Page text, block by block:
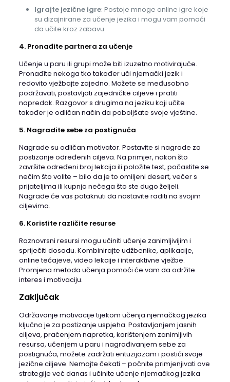
Igrajte jezične igre: Postoje mnoge online igre koje
su dizajnirane za učenje jezika i mogu vam pomoći
da učite kroz zabavu.
4. Pronađite partnera za učenje
Učenje u paru ili grupi može biti izuzetno motivirajuće.
Pronađite nekoga tko također uči njemački jezik i
redovito vježbajte zajedno. Možete se međusobno
podržavati, postavljati zajedničke ciljeve i pratiti
napredak. Razgovor s drugima na jeziku koji učite
također je odličan način da poboljšate svoje vještine.
5. Nagradite sebe za postignuća
Nagrade su odličan motivator. Postavite si nagrade za
postizanje određenih ciljeva. Na primjer, nakon što
završite određeni broj lekcija ili položite test, počastite se
nečim što volite – bilo da je to omiljeni desert, večer s
prijateljima ili kupnja nečega što ste dugo željeli.
Nagrade će vas potaknuti da nastavite raditi na svojim
ciljevima.
6. Koristite različite resurse
Raznovrsni resursi mogu učiniti učenje zanimljivijim i
spriječiti dosadu. Kombinirajte udžbenike, aplikacije,
online tečajeve, video lekcije i interaktivne vježbe.
Promjena metoda učenja pomoći će vam da održite
interes i motivaciju.
Zaključak
Održavanje motivacije tijekom učenja njemačkog jezika
ključno je za postizanje uspjeha. Postavljanjem jasnih
ciljeva, praćenjem napretka, korištenjem zanimljivih
resursa, učenjem u paru i nagrađivanjem sebe za
postignuća, možete zadržati entuzijazam i postići svoje
jezične ciljeve. Nemojte čekati – počnite primjenjivati ove
strategije već danas i učinite učenje njemačkog jezika